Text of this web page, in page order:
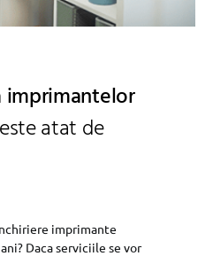
imprimantelor
atat de
imprimante
Daca serviciile se vor